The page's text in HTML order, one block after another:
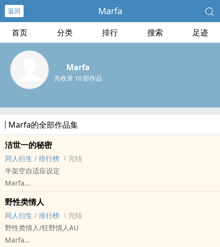
返回 Marfa
首页 分类 排行 搜索 足迹
Marfa
共收录 10 部作品
Marfa的全部作品集
洁世一的秘密
同人衍生 / 排行榜
完结
半架空自适应设定
Marfa
完结 - HE - 悬疑 - 主攻视角
注意：可能并不是好人的二位，有凪玲要素请注意
野性类情人
同人衍生 / 排行榜
完结
野性类情人/狂野情人AU
Marfa